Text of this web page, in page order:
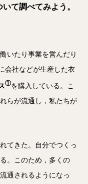
て調べてみよう。
いたり事業を営んだり
会社などが生産した衣
①を購入している。こ
らが流通し，私たちが
てきた。自分でつくっ
。このため，多くの
通されるようになっ